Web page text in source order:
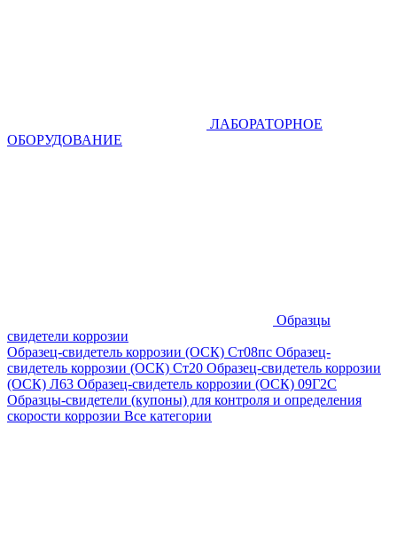
ЛАБОРАТОРНОЕ
ОБОРУДОВАНИЕ
Образцы
свидетели коррозии
Образец-свидетель коррозии (ОСК) Ст08пс Образец-
свидетель коррозии (ОСК) Ст20 Образец-свидетель коррозии
(ОСК) Л63 Образец-свидетель коррозии (ОСК) 09Г2С
Образцы-свидетели (купоны) для контроля и определения
скорости коррозии Все категории